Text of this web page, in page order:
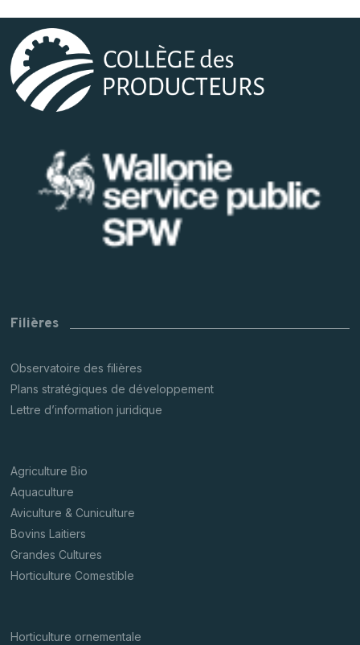
Filières
Observatoire des filières
Plans stratégiques de développement
Lettre d’information juridique
Agriculture Bio
Aquaculture
Aviculture & Cuniculture
Bovins Laitiers
Grandes Cultures
Horticulture Comestible
Horticulture ornementale